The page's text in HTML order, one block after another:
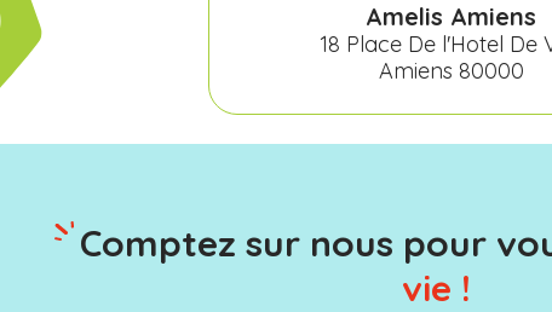
Amelis Amiens
18 Place De l'Hotel De
Amiens 80000
Comptez sur nous pour
vie !